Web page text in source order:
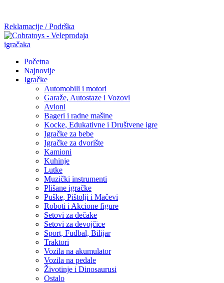
Reklamacije / Podrška
Početna
Najnovije
Igračke
Automobili i motori
Garaže, Autostaze i Vozovi
Avioni
Bageri i radne mašine
Kocke, Edukativne i Društvene igre
Igračke za bebe
Igračke za dvorište
Kamioni
Kuhinje
Lutke
Muzički instrumenti
Plišane igračke
Puške, Pištolji i Mačevi
Roboti i Akcione figure
Setovi za dečake
Setovi za devojčice
Sport, Fudbal, Bilijar
Traktori
Vozila na akumulator
Vozila na pedale
Životinje i Dinosaurusi
Ostalo